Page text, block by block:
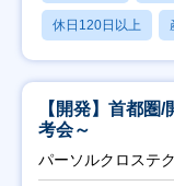
休日120日以上
【開発】首都
考会～
パーソルクロステ